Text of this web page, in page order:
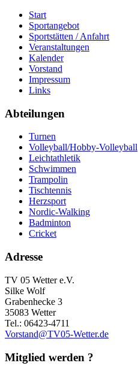
Start
Sportangebot
Sportstätten / Anfahrt
Veranstaltungen
Kalender
Vorstand
Impressum
Links
Abteilungen
Turnen
Volleyball/Hobby-Volleyball
Leichtathletik
Schwimmen
Trampolin
Tischtennis
Herzsport
Nordic-Walking
Badminton
Cricket
Adresse
TV 05 Wetter e.V.
Silke Wolf
Grabenhecke 3
35083 Wetter
Tel.: 06423-4711
Vorstand@TV05-Wetter.de
Mitglied werden ?